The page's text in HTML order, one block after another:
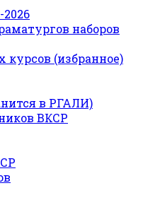
наборов
(избранное)
в РГАЛИ)
ВКСР